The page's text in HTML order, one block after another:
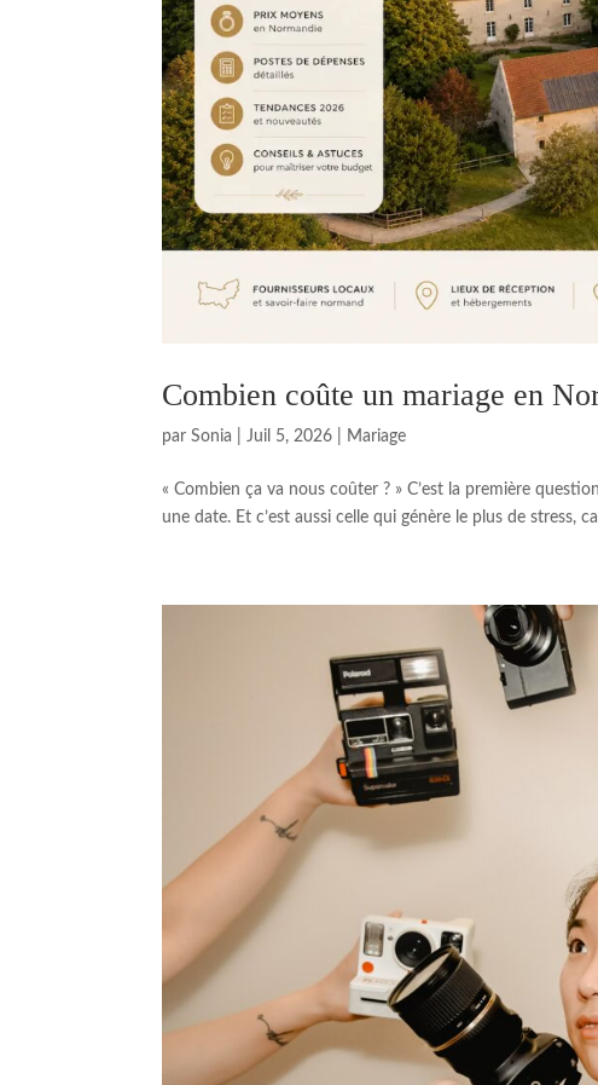
Combien coûte un mariage en
parSonia Juil 5, 2026 Mariage
« Combien ça va nous coûter ? » C’est la première
une date. Et c’est aussi celle qui génère le plus de stress,